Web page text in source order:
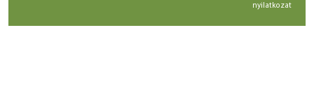
nyilatkozat